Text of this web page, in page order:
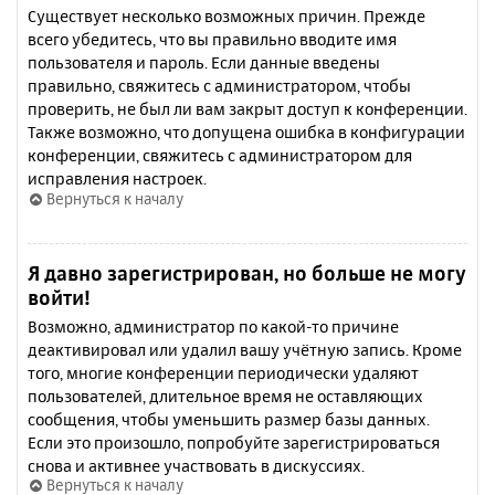
Существует несколько возможных причин. Прежде
всего убедитесь, что вы правильно вводите имя
пользователя и пароль. Если данные введены
правильно, свяжитесь с администратором, чтобы
проверить, не был ли вам закрыт доступ к конференции.
Также возможно, что допущена ошибка в конфигурации
конференции, свяжитесь с администратором для
исправления настроек.
Вернуться к началу
Я давно зарегистрирован, но больше не могу
войти!
Возможно, администратор по какой-то причине
деактивировал или удалил вашу учётную запись. Кроме
того, многие конференции периодически удаляют
пользователей, длительное время не оставляющих
сообщения, чтобы уменьшить размер базы данных.
Если это произошло, попробуйте зарегистрироваться
снова и активнее участвовать в дискуссиях.
Вернуться к началу